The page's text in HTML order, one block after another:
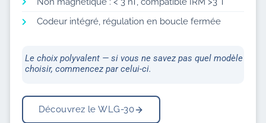
Codeur intégré, régulation en boucle fermée
Le choix polyvalent — si vous ne savez pas quel modèle
choisir, commencez par celui-ci.
Découvrez le WLG-30